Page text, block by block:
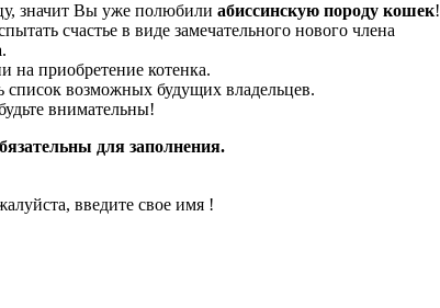
значит Вы уже полюбили абиссинскую породу кошек!
счастье в виде замечательного нового члена
.
на приобретение котенка.
возможных будущих владельцев.
внимательны!
для заполнения.
введите свое имя !